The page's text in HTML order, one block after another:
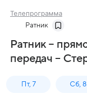
Телепрограмма
Ратник
Ратник –
передач –
Пт, 7 Сб, 8